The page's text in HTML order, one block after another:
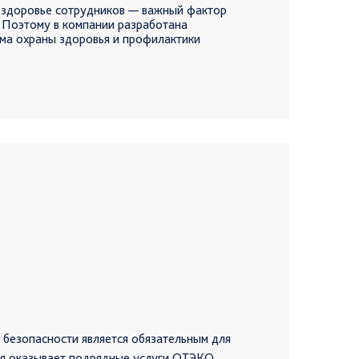
сотрудников — важный фактор
в компании разработана
охраны здоровья и профилактики
«Врач в офисе»: организован приём
в неделю на территории компании;
групп риска сердечно-сосудистых
экстренного реагирования:
курения и употребления
система добровольного медицинского
является обязательным для